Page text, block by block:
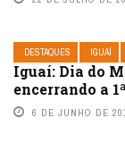
DESTAQUES IGUAÍ
Iguaí: Dia do
encerrando a
6 DE JUNHO DE